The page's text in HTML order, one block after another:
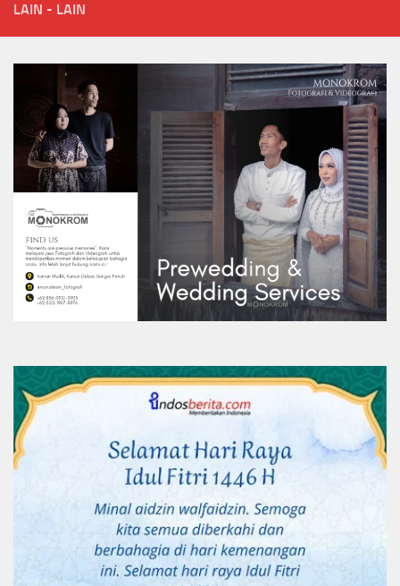
LAIN - LAIN